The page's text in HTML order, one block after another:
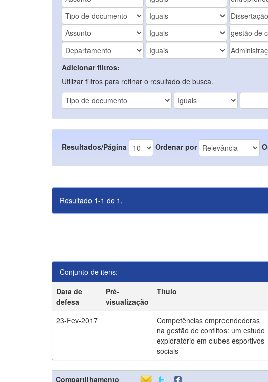
Adicionar filtros:
Utilizar filtros para refinar o resultado de busca.
Resultados/Página Ordenar por
Resultado 1-1 de 1.
Conjunto de itens:
Data de
defesa
Pré-
visualização
Título
23-Fev-2017
Competências empreendedoras
na gestão de conflitos: um estudo
exploratório em clubes esportivos
sociais
Compartilhamento